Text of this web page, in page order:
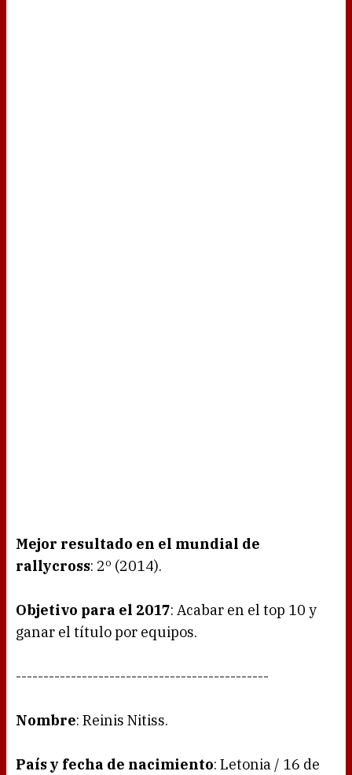
Mejor resultado en el mundial de
rallycross: 2º (2014).
Objetivo para el 2017: Acabar en el top 10 y
ganar el título por equipos.
----------------------------------------------
Nombre: Reinis Nitiss.
País y fecha de nacimiento: Letonia / 16 de